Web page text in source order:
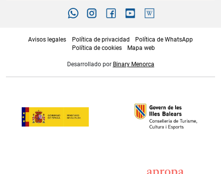
Avisos legales Política de privacidad
Política de WhatsApp
Política de cookies
Mapa web
Desarrollado por Binary Menorca